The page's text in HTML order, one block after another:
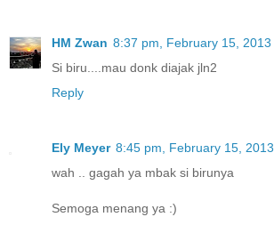
HM Zwan 8:37 pm, February 15, 2013
Si biru....mau donk diajak jln2
Reply
Ely Meyer 8:45 pm, February 15, 2013
wah .. gagah ya mbak si birunya
Semoga menang ya :)